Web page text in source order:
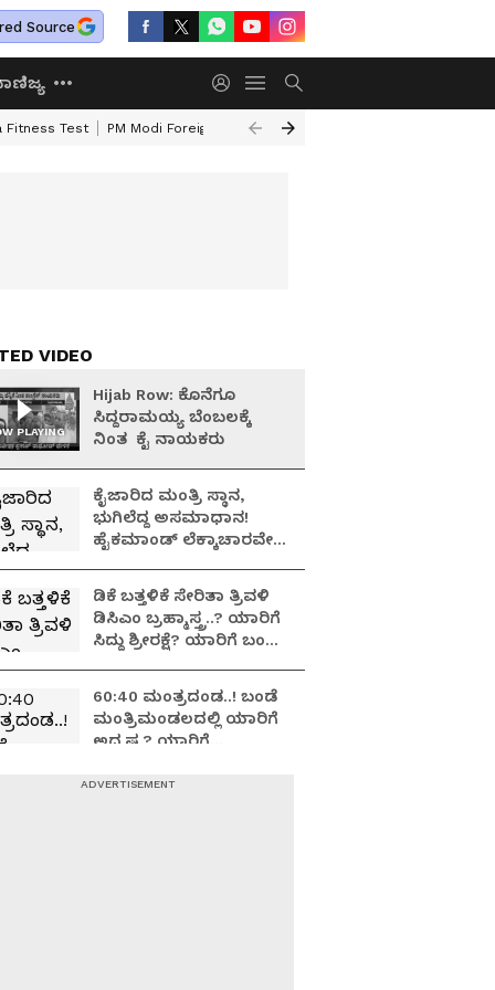
Source
Fitness Test PM Modi Foreign Travel Expenditure
VIDEO
PLAYING
Hijab Row: ಕೊನೆಗೂ
ಸಿದ್ದರಾಮಯ್ಯ ಬೆಂಬಲಕ್ಕೆ
ನಿಂತ ಕೈ ನಾಯಕರು
ಕೈಜಾರಿದ ಮಂತ್ರಿ ಸ್ಥಾನ,
ಭುಗಿಲೆದ್ದ ಅಸಮಾಧಾನ!
ಹೈಕಮಾಂಡ್ ಲೆಕ್ಕಾಚಾರವೇ
ಡಿಕೆ ಬತ್ತಳಿಕೆ ಸೇರಿತಾ ತ್ರಿವಳಿ
ಡಿಸಿಎಂ ಬ್ರಹ್ಮಾಸ್ತ್ರ..? ಯಾರಿಗೆ
ಸಿದ್ದು ಶ್ರೀರಕ್ಷೆ? ಯಾರಿಗೆ ಬಂಡೆ
60:40 ಮಂತ್ರದಂಡ..! ಬಂಡೆ
ಮಂತ್ರಿಮಂಡಲದಲ್ಲಿ ಯಾರಿಗೆ
ಅದೃಷ್ಟ? ಯಾರಿಗೆ